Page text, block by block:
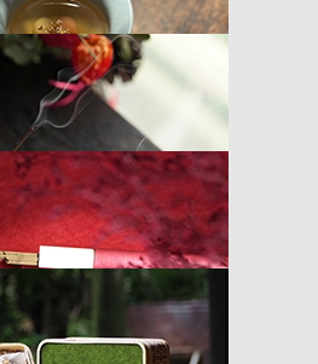
▌無聲的禱告
建築導覽X手作香體驗
▌憨人書院新春活動
共度一段溫柔時光
品調漲公告
日 起調整部分產品價格